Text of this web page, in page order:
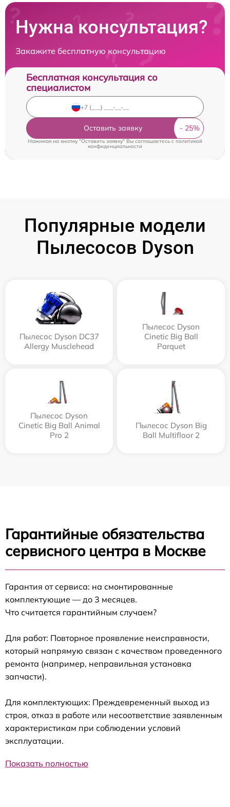
Нужна консультация?
Закажите бесплатную консультацию
Бесплатная консультация со
специалистом
Оставить заявку
Нажимая на кнопку "Оставить заявку" Вы соглашаетесь c политикой
конфиденциальности
Популярные модели
Пылесосов Dyson
Пылесос Dyson DC37
Allergy Musclehead
Пылесос Dyson
Cinetic Big Ball
Parquet
Пылесос Dyson
Cinetic Big Ball Animal
Pro 2
Пылесос Dyson Big
Ball Multifloor 2
Гарантийные обязательства
сервисного центра в Москве
Гарантия от сервиса: на смонтированные
комплектующие — до 3 месяцев.
Что считается гарантийным случаем?
Для работ: Повторное проявление неисправности,
который напрямую связан с качеством проведенного
ремонта (например, неправильная установка
запчасти).
Для комплектующих: Преждевременный выход из
строя, отказ в работе или несоответствие заявленным
характеристикам при соблюдении условий
эксплуатации.
Показать полностью